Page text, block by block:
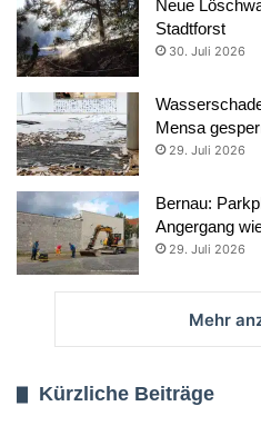
Neue
Stadtforst
30. Juli 2026
Mensa
29. Juli 2026
Bernau:
Angergang
29. Juli 2026
Mehr
Kürzliche Beiträge